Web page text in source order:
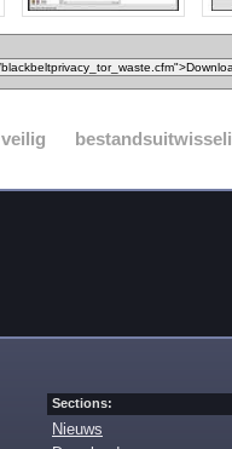
veilig
Sections:
Nieuws